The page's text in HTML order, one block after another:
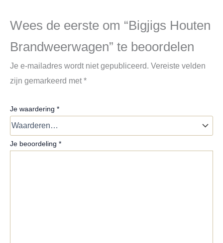
Wees de eerste om “Bigjigs Houten
Brandweerwagen” te beoordelen
Je e-mailadres wordt niet gepubliceerd. Vereiste velden
zijn gemarkeerd met*
Je waardering *
Je beoordeling *